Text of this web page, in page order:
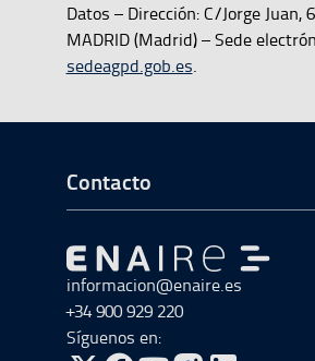
Datos – Dirección: C/Jorge Juan,
MADRID (Madrid) – Sede
sedeagpd.gob.es.
Ir a Inicio del Pie
Contacto
Ir a Ir al inicio
informacion@enaire.es
+34 900 929 220
Síguenos en: